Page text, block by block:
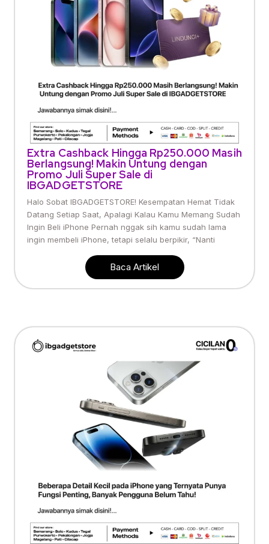
Extra Cashback Hingga Rp250.000 Masih
Berlangsung! Makin Untung dengan
Promo Juli Super Sale di
IBGADGETSTORE
Halo Sobat IBGADGETSTORE! Kesempatan Hemat Tidak
Datang Setiap Saat, Apalagi Kalau Kamu Memang Sudah
Ingin Beli iPhone Pernah nggak sih kamu sudah lama
ingin membeli iPhone, tetapi selalu berpikir, “Nanti
Baca Artikel